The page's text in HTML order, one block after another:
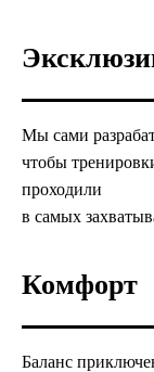
Мы сами
чтобы
проходили
в самых
Комфорт
Баланс